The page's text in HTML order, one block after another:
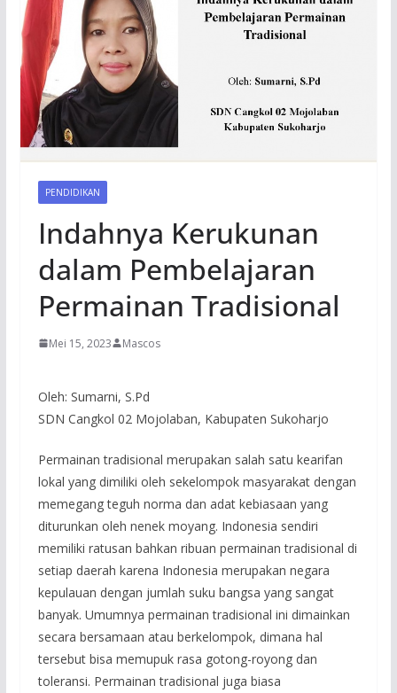
PENDIDIKAN
Indahnya Kerukunan
dalam Pembelajaran
Permainan Tradisional
Mei 15, 2023 Mascos
Oleh: Sumarni, S.Pd
SDN Cangkol 02 Mojolaban, Kabupaten Sukoharjo
Permainan tradisional merupakan salah satu kearifan
lokal yang dimiliki oleh sekelompok masyarakat dengan
memegang teguh norma dan adat kebiasaan yang
diturunkan oleh nenek moyang. Indonesia sendiri
memiliki ratusan bahkan ribuan permainan tradisional di
setiap daerah karena Indonesia merupakan negara
kepulauan dengan jumlah suku bangsa yang sangat
banyak. Umumnya permainan tradisional ini dimainkan
secara bersamaan atau berkelompok, dimana hal
tersebut bisa memupuk rasa gotong-royong dan
toleransi. Permainan tradisional juga biasa